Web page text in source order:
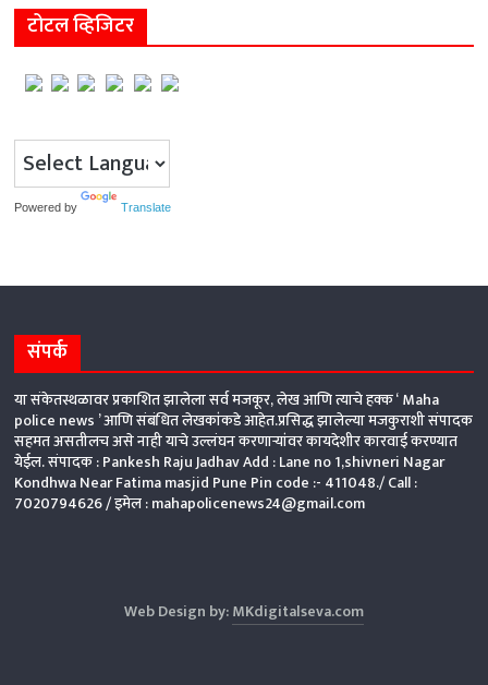
टोटल व्हिजिटर
Powered by Translate
संपर्क
या संकेतस्थळावर प्रकाशित झालेला सर्व मजकूर, लेख आणि त्याचे हक्क ‘ Maha
police news ’ आणि संबंधित लेखकांकडे आहेत.प्रसिद्ध झालेल्या मजकुराशी संपादक
सहमत असतीलच असे नाही याचे उल्लंघन करणाऱ्यांवर कायदेशीर कारवाई करण्यात
येईल. संपादक : Pankesh Raju Jadhav Add : Lane no 1,shivneri Nagar
Kondhwa Near Fatima masjid Pune Pin code :- 411048./ Call :
7020794626 /इमेल : mahapolicenews24@gmail.com
Web Design by:MKdigitalseva.com